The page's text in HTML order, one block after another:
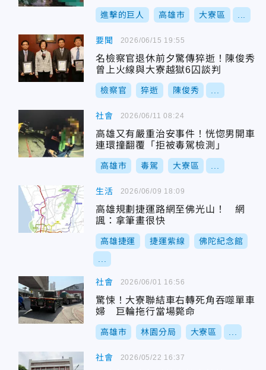
進擊的巨人 高雄市 大寮區
要聞
名檢察官退休前夕驚傳猝逝！陳俊秀
曾上火線與大寮越獄6囚談判
檢察官 猝逝 陳俊秀
2026/06/15 19:55
社會
高雄又有嚴重治安事件！恍惚男開車
連環撞翻覆「拒被毒駕檢測」
高雄市 毒駕 大寮區
2026/06/11 08:24
生活
高雄規劃捷運路網至佛光山！ 網
諷：拿筆畫很快
高雄捷運 捷運紫線 佛陀紀念館
2026/06/09 18:09
社會
驚悚！大寮聯結車右轉死角吞噬單車
婦 巨輪拖行當場斃命
高雄市 林園分局 大寮區
2026/06/01 16:56
社會 2026/05/22 16:37